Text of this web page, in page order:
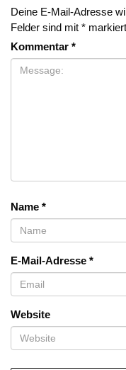
Deine E-Mail-Adresse
Felder sind mit * markiert
Kommentar *
Name *
E-Mail-Adresse *
Website